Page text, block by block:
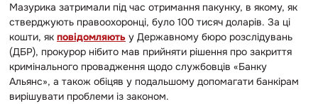
Мазурика затримали під час отримання пакунку, в якому, як
стверджують правоохоронці, було 100 тисяч доларів. За ці
кошти, як повідомляють у Державному бюро розслідувань
(ДБР), прокурор нібито мав прийняти рішення про закриття
кримінального провадження щодо службовців «Банку
Альянс», а також обіцяв у подальшому допомагати банкірам
вирішувати проблеми із законом.